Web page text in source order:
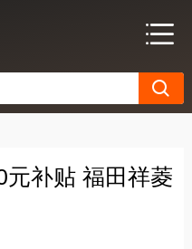
补贴 福田祥菱